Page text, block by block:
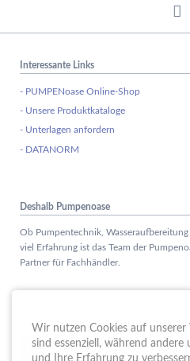
Interessante Links
- PUMPENoase Online-Shop
- Unsere Produktkataloge
- Unterlagen anfordern
- DATANORM
Deshalb Pumpenoase
Ob Pumpentechnik,
viel Erfahrung ist das Team der
Partner für Fachhändler.
15. Schule trifft Wirtschaft bei der
Wir nutzen Cookies auf unserer
sind essenziell, während andere